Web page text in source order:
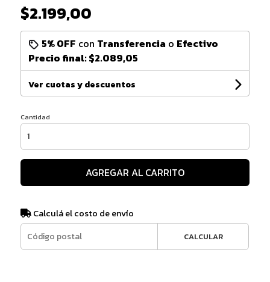
$2.199,00
5% OFF con Transferencia o Efectivo
Precio final:$2.089,05
Ver cuotas y descuentos
Cantidad
AGREGAR AL CARRITO
Calculá el costo de envío
CALCULAR